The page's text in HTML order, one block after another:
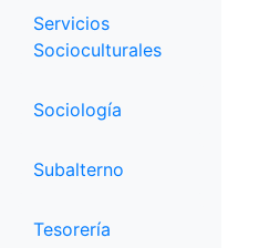
Servicios
Socioculturales
Sociología
Subalterno
Tesorería